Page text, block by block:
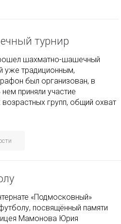
турнир
шахматно-шашечный
уже традиционным,
был организован, в
приняли участие
групп, общий охват
«Подмосковный»
посвящённый памяти
Мамонова Юрия